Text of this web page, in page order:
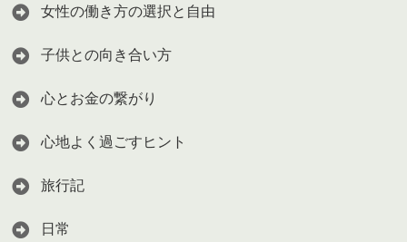
女性の働き方の選択と自由
子供との向き合い方
心とお金の繋がり
心地よく過ごすヒント
旅行記
日常